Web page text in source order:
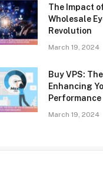
The Impact
Wholesale
Revolution
March 19, 2024
Buy VPS:
Enhancing
Performance
March 19, 2024